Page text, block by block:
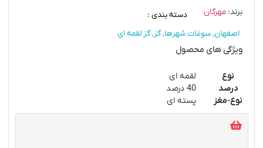
برند: مهرگان
دسته بندی :
اصفهان,سوغات شهرها,گز ,گز لقمه ای
ویژگی های محصول
نوع
لقمه ای
درصد
40 درصد
نوع-مغز
پسته ای